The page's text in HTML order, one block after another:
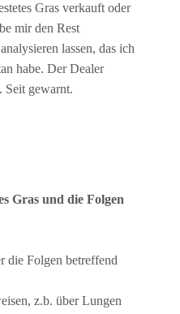
Gras verkauft oder
mir den Rest
lassen, das ich
habe. Der Dealer
Seit gewarnt.
Gras und die Folgen
die Folgen betreffend
z.b. über Lungen